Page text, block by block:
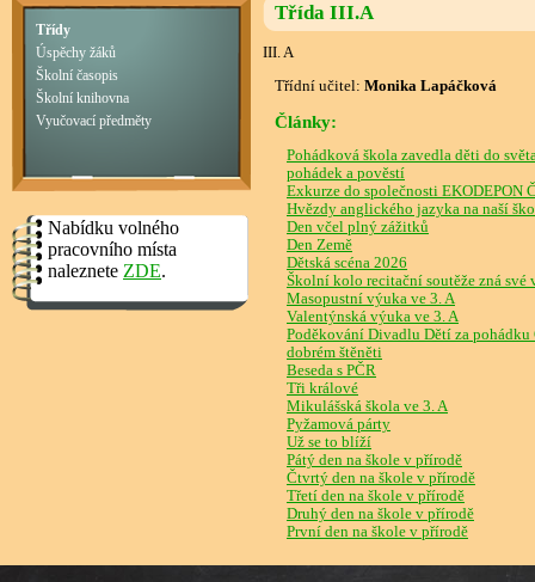
Třídy
Úspěchy žáků
Školní časopis
Školní knihovna
Vyučovací předměty
Nabídku volného
pracovního místa
naleznete ZDE.
Třída III.A
III. A
Třídní učitel: Monika Lapáčková
Články:
Pohádková škola zavedla děti do
pohádek a pověstí
Exkurze do společnosti EKODEPON
Hvězdy anglického jazyka na naší
Den včel plný zážitků
Den Země
Dětská scéna 2026
Školní kolo recitační soutěže zná své
Masopustní výuka ve 3. A
Valentýnská výuka ve 3. A
Poděkování Divadlu Dětí za pohádku
dobrém štěněti
Beseda s PČR
Tři králové
Mikulášská škola ve 3. A
Pyžamová párty
Už se to blíží
Pátý den na škole v přírodě
Čtvrtý den na škole v přírodě
Třetí den na škole v přírodě
Druhý den na škole v přírodě
První den na škole v přírodě